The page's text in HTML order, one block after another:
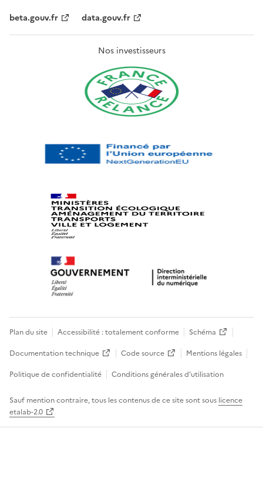
beta.gouv.fr
data.gouv.fr
Nos investisseurs
Plan du site Accessibilité : totalement conforme
Schéma
Documentation technique
Code source
Mentions légales
Politique de confidentialité
Conditions générales d’utilisation
Sauf mention contraire, tous les contenus de ce site sont sous licence
etalab-2.0